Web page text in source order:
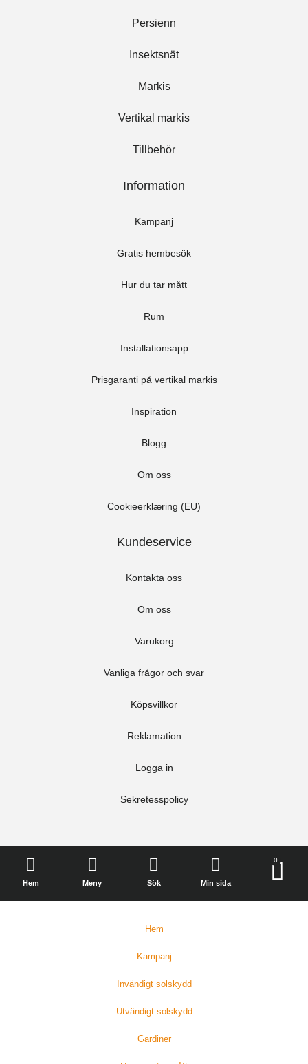
Persienn
Insektsnät
Markis
Vertikal markis
Tillbehör
Information
Kampanj
Gratis hembesök
Hur du tar mått
Rum
Installationsapp
Prisgaranti på vertikal markis
Inspiration
Blogg
Om oss
Cookieerklæring (EU)
Kundeservice
Kontakta oss
Om oss
Varukorg
Vanliga frågor och svar
Köpsvillkor
Reklamation
Logga in
Sekretesspolicy
Hem Meny Sök Min sida
0
Hem
Kampanj
Invändigt solskydd
Utvändigt solskydd
Gardiner